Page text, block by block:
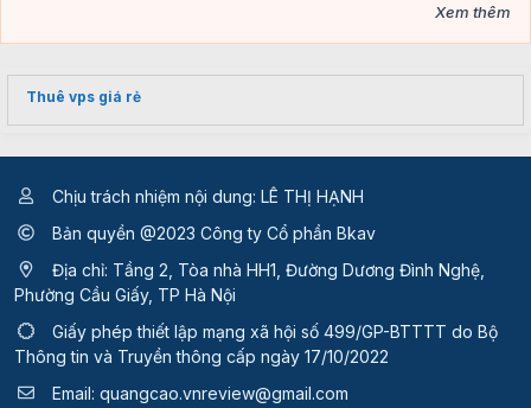
Xem thêm
Thuê vps giá rẻ
Chịu trách nhiệm nội dung: LÊ THỊ HẠNH
Bản quyền @2023 Công ty Cổ phần Bkav
Địa chỉ: Tầng 2, Tòa nhà HH1, Đường Dương Đình Nghệ,
Phường Cầu Giấy, TP Hà Nội
Giấy phép thiết lập mạng xã hội số 499/GP-BTTTT do Bộ
Thông tin và Truyền thông cấp ngày 17/10/2022
Email: quangcao.vnreview@gmail.com